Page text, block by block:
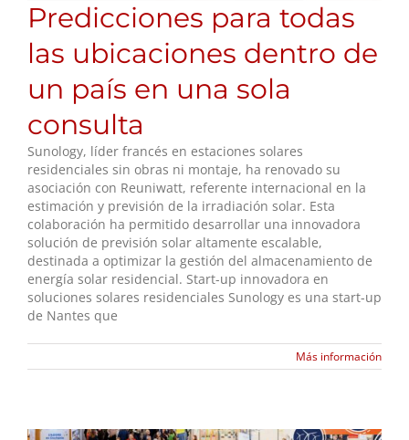
Predicciones para todas
las ubicaciones dentro de
un país en una sola
consulta
Sunology, líder francés en estaciones solares
residenciales sin obras ni montaje, ha renovado su
asociación con Reuniwatt, referente internacional en la
estimación y previsión de la irradiación solar. Esta
colaboración ha permitido desarrollar una innovadora
solución de previsión solar altamente escalable,
destinada a optimizar la gestión del almacenamiento de
energía solar residencial. Start-up innovadora en
soluciones solares residenciales Sunology es una start-up
de Nantes que
Más información